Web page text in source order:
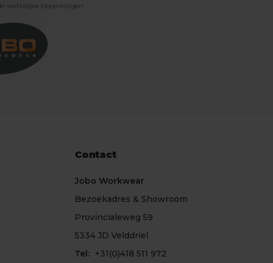
wettelijke beperkingen
Contact
Jobo Workwear
Bezoekadres & Showroom
Provincialeweg 59
5334 JD Velddriel
Tel: +31(0)418 511 972